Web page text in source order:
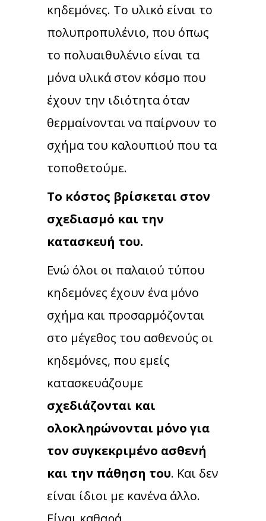
κηδεμόνες. Το υλικό είναι το
πολυπροπυλένιο, που όπως
το πολυαιθυλένιο είναι τα
μόνα υλικά στον κόσμο που
έχουν την ιδιότητα όταν
θερμαίνονται να παίρνουν το
σχήμα του καλουπιού που τα
τοποθετούμε.
Το κόστος βρίσκεται στον
σχεδιασμό και την
κατασκευή του.
Ενώ όλοι οι παλαιού τύπου
κηδεμόνες έχουν ένα μόνο
σχήμα και προσαρμόζονται
στο μέγεθος του ασθενούς οι
κηδεμόνες, που εμείς
κατασκευάζουμε
σχεδιάζονται και
ολοκληρώνονται μόνο για
τον συγκεκριμένο ασθενή
και την πάθηση του. Και δεν
είναι ίδιοι με κανένα άλλο.